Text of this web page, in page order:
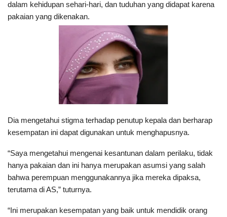
dalam kehidupan sehari-hari, dan tuduhan yang didapat karena
pakaian yang dikenakan.
Dia mengetahui stigma terhadap penutup kepala dan berharap
kesempatan ini dapat digunakan untuk menghapusnya.
“Saya mengetahui mengenai kesantunan dalam perilaku, tidak
hanya pakaian dan ini hanya merupakan asumsi yang salah
bahwa perempuan menggunakannya jika mereka dipaksa,
terutama di AS,” tuturnya.
“Ini merupakan kesempatan yang baik untuk mendidik orang